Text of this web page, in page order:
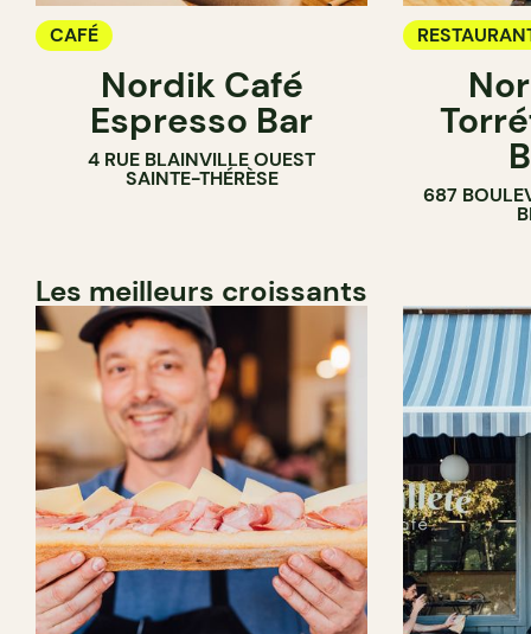
CAFÉ
Nordik Café
Espresso Bar
4 RUE BLAINVILLE OUEST
SAINTE-THÉRÈSE
687
Les meilleurs croissants